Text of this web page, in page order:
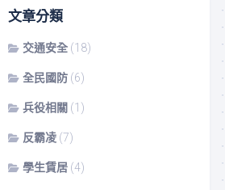
文章分類
交通安全 (18)
全民國防 (6)
兵役相關 (1)
反霸凌 (7)
學生賃居 (4)